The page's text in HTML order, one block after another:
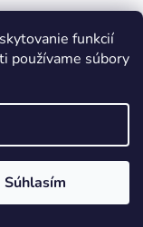
funkcií
používame súbory
Súhlasím
6220-044